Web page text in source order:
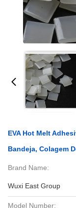
EVA Hot Melt
Bandeja, Colagem
Brand Name:
Wuxi East Group
Model Number: